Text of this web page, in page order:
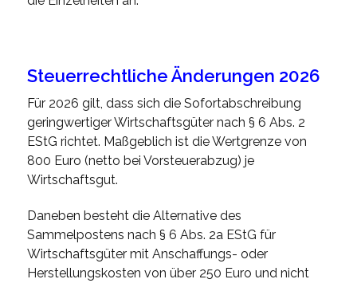
Steuerrechtliche Änderungen 2026
Für 2026 gilt, dass sich die Sofortabschreibung
geringwertiger Wirtschaftsgüter nach § 6 Abs. 2
EStG richtet. Maßgeblich ist die Wertgrenze von
800 Euro (netto bei Vorsteuerabzug) je
Wirtschaftsgut.
Daneben besteht die Alternative des
Sammelpostens nach § 6 Abs. 2a EStG für
Wirtschaftsgüter mit Anschaffungs- oder
Herstellungskosten von über 250 Euro und nicht